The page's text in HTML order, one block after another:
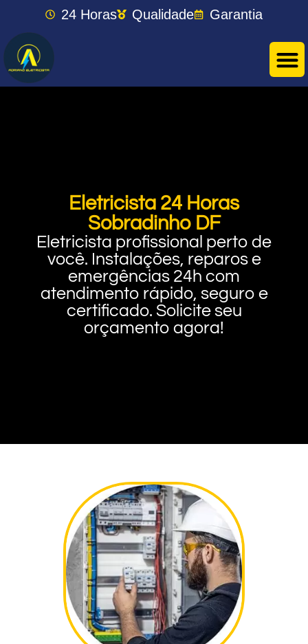
24 Horas Qualidade Garantia
Eletricista 24 Horas
Sobradinho DF
Eletricista profissional perto de
você. Instalações, reparos e
emergências 24h com
atendimento rápido, seguro e
certificado. Solicite seu
orçamento agora!